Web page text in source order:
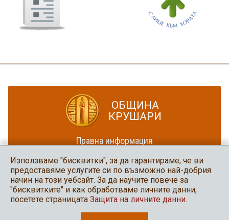
ОБЩИНА
КРУШАРИ
Правна информация
Карта на сайта
Община Крушари
в социалните мрежи
Използваме "бисквитки", за да гарантираме, че ви
предоставяме услугите си по възможно най-добрия
начин на този уебсайт. За да научите повече за
"бисквитките" и как обработваме личните данни,
посетете страницата Защита на личните данни.